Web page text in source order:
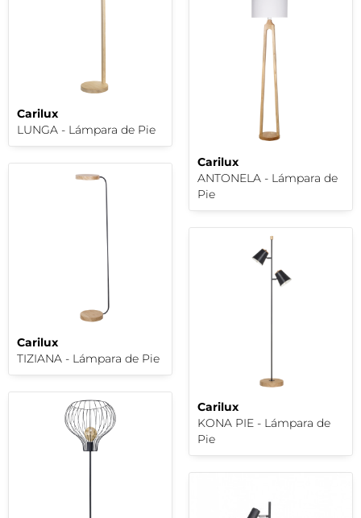
Carilux
LUNGA - Lámpara de Pie
Carilux
ANTONELA - Lámpara de
Pie
Carilux
TIZIANA - Lámpara de Pie
Carilux
KONA PIE - Lámpara de
Pie